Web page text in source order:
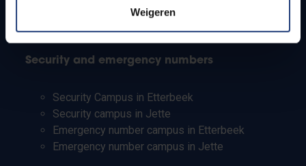
Weigeren
Working students
Security and emergency numbers
Security Campus in Etterbeek
Security campus in Jette
Emergency number campus in Etterbeek
Emergency number campus in Jette